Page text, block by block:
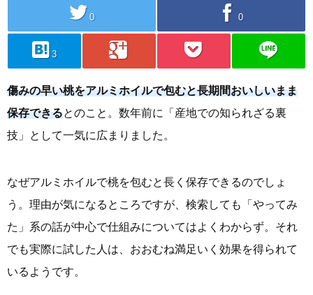
twitter 0 facebook 0
hatebu 3 googleplus pocket line
傷みの早い桃をアルミホイルで包むと長期間おいしいまま
保存できるとのこと。数年前に「産地での知られざる裏
技」として一気に広まりました。
なぜアルミホイルで桃を包むと長く保存できるのでしょ
う。理由が気になるところですが、検索しても「やってみ
た」系の話が中心で仕組みについてはよくわからず。それ
でも実際に試した人は、おおむね満足いく効果を得られて
いるようです。